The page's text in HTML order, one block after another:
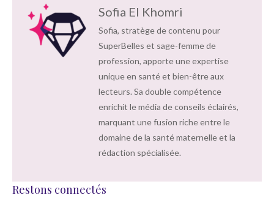
Sofia El Khomri
Sofia, stratège de contenu pour
SuperBelles et sage-femme de
profession, apporte une expertise
unique en santé et bien-être aux
lecteurs. Sa double compétence
enrichit le média de conseils éclairés,
marquant une fusion riche entre le
domaine de la santé maternelle et la
rédaction spécialisée.
Restons connectés